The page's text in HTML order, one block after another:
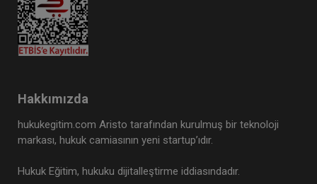
Hakkımızda
hukukegitim.com Aristo tarafından kurulmuş bir teknoloji
markası, hukuk camiasının yeni startup’ıdır.
Hukuk Eğitim, hukuku dijitalleştirme iddiasındadır.